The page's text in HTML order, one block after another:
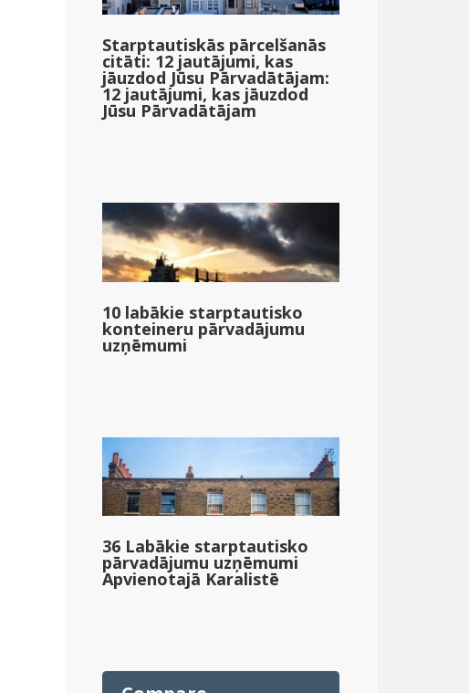
Starptautiskās pārcelšanās
citāti: 12 jautājumi, kas
jāuzdod Jūsu Pārvadātājam:
12 jautājumi, kas jāuzdod
Jūsu Pārvadātājam
10 labākie starptautisko
konteineru pārvadājumu
uzņēmumi
36 Labākie starptautisko
pārvadājumu uzņēmumi
Apvienotajā Karalistē